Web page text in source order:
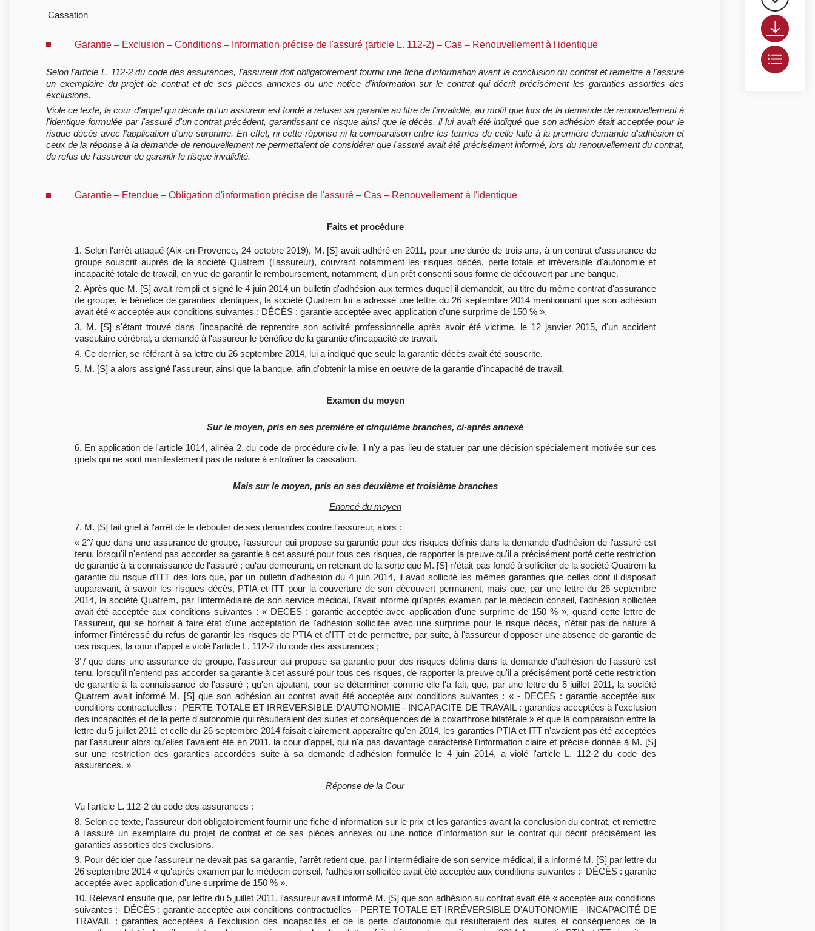
Cassation
Garantie – Exclusion – Conditions – Information précise de l'assuré (article L. 112-2) – Cas – Renouvellement à l'identique
Selon l'article L. 112-2 du code des assurances, l'assureur doit obligatoirement fournir une fiche d'information avant la conclusion du contrat et remettre à l'assuré
un exemplaire du projet de contrat et de ses pièces annexes ou une notice d'information sur le contrat qui décrit précisément les garanties assorties des
exclusions.
Viole ce texte, la cour d'appel qui décide qu'un assureur est fondé à refuser sa garantie au titre de l'invalidité, au motif que lors de la demande de renouvellement à
l'identique formulée par l'assuré d'un contrat précédent, garantissant ce risque ainsi que le décès, il lui avait été indiqué que son adhésion était acceptée pour le
risque décès avec l'application d'une surprime. En effet, ni cette réponse ni la comparaison entre les termes de celle faite à la première demande d'adhésion et
ceux de la réponse à la demande de renouvellement ne permettaient de considérer que l'assuré avait été précisément informé, lors du renouvellement du contrat,
du refus de l'assureur de garantir le risque invalidité.
Garantie – Etendue – Obligation d'information précise de l'assuré – Cas – Renouvellement à l'identique
Faits et procédure
1. Selon l'arrêt attaqué (Aix-en-Provence, 24 octobre 2019), M. [S] avait adhéré en 2011, pour une durée de trois ans, à un contrat d'assurance de
groupe souscrit auprès de la société Quatrem (l'assureur), couvrant notamment les risques décès, perte totale et irréversible d'autonomie et
incapacité totale de travail, en vue de garantir le remboursement, notamment, d'un prêt consenti sous forme de découvert par une banque.
2. Après que M. [S] avait rempli et signé le 4 juin 2014 un bulletin d'adhésion aux termes duquel il demandait, au titre du même contrat d'assurance
de groupe, le bénéfice de garanties identiques, la société Quatrem lui a adressé une lettre du 26 septembre 2014 mentionnant que son adhésion
avait été « acceptée aux conditions suivantes : DÉCÈS : garantie acceptée avec application d'une surprime de 150 % ».
3. M. [S] s'étant trouvé dans l'incapacité de reprendre son activité professionnelle après avoir été victime, le 12 janvier 2015, d'un accident
vasculaire cérébral, a demandé à l'assureur le bénéfice de la garantie d'incapacité de travail.
4. Ce dernier, se référant à sa lettre du 26 septembre 2014, lui a indiqué que seule la garantie décès avait été souscrite.
5. M. [S] a alors assigné l'assureur, ainsi que la banque, afin d'obtenir la mise en oeuvre de la garantie d'incapacité de travail.
Examen du moyen
Sur le moyen, pris en ses première et cinquième branches, ci-après annexé
6. En application de l'article 1014, alinéa 2, du code de procédure civile, il n'y a pas lieu de statuer par une décision spécialement motivée sur ces
griefs qui ne sont manifestement pas de nature à entraîner la cassation.
Mais sur le moyen, pris en ses deuxième et troisième branches
Enoncé du moyen
7. M. [S] fait grief à l'arrêt de le débouter de ses demandes contre l'assureur, alors :
« 2°/ que dans une assurance de groupe, l'assureur qui propose sa garantie pour des risques définis dans la demande d'adhésion de l'assuré est
tenu, lorsqu'il n'entend pas accorder sa garantie à cet assuré pour tous ces risques, de rapporter la preuve qu'il a précisément porté cette restriction
de garantie à la connaissance de l'assuré ; qu'au demeurant, en retenant de la sorte que M. [S] n'était pas fondé à solliciter de la société Quatrem la
garantie du risque d'ITT dès lors que, par un bulletin d'adhésion du 4 juin 2014, il avait sollicité les mêmes garanties que celles dont il disposait
auparavant, à savoir les risques décès, PTIA et ITT pour la couverture de son découvert permanent, mais que, par une lettre du 26 septembre
2014, la société Quatrem, par l'intermédiaire de son service médical, l'avait informé qu'après examen par le médecin conseil, l'adhésion sollicitée
avait été acceptée aux conditions suivantes : « DECES : garantie acceptée avec application d'une surprime de 150 % », quand cette lettre de
l'assureur, qui se bornait à faire état d'une acceptation de l'adhésion sollicitée avec une surprime pour le risque décès, n'était pas de nature à
informer l'intéressé du refus de garantir les risques de PTIA et d'ITT et de permettre, par suite, à l'assureur d'opposer une absence de garantie de
ces risques, la cour d'appel a violé l'article L. 112-2 du code des assurances ;
3°/ que dans une assurance de groupe, l'assureur qui propose sa garantie pour des risques définis dans la demande d'adhésion de l'assuré est
tenu, lorsqu'il n'entend pas accorder sa garantie à cet assuré pour tous ces risques, de rapporter la preuve qu'il a précisément porté cette restriction
de garantie à la connaissance de l'assuré ; qu'en ajoutant, pour se déterminer comme elle l'a fait, que, par une lettre du 5 juillet 2011, la société
Quatrem avait informé M. [S] que son adhésion au contrat avait été acceptée aux conditions suivantes : « - DECES : garantie acceptée aux
conditions contractuelles :- PERTE TOTALE ET IRREVERSIBLE D'AUTONOMIE - INCAPACITE DE TRAVAIL : garanties acceptées à l'exclusion
des incapacités et de la perte d'autonomie qui résulteraient des suites et conséquences de la coxarthrose bilatérale » et que la comparaison entre la
lettre du 5 juillet 2011 et celle du 26 septembre 2014 faisait clairement apparaître qu'en 2014, les garanties PTIA et ITT n'avaient pas été acceptées
par l'assureur alors qu'elles l'avaient été en 2011, la cour d'appel, qui n'a pas davantage caractérisé l'information claire et précise donnée à M. [S]
sur une restriction des garanties accordées suite à sa demande d'adhésion formulée le 4 juin 2014, a violé l'article L. 112-2 du code des
assurances. »
Réponse de la Cour
Vu l'article L. 112-2 du code des assurances :
8. Selon ce texte, l'assureur doit obligatoirement fournir une fiche d'information sur le prix et les garanties avant la conclusion du contrat, et remettre
à l'assuré un exemplaire du projet de contrat et de ses pièces annexes ou une notice d'information sur le contrat qui décrit précisément les
garanties assorties des exclusions.
9. Pour décider que l'assureur ne devait pas sa garantie, l'arrêt retient que, par l'intermédiaire de son service médical, il a informé M. [S] par lettre du
26 septembre 2014 « qu'après examen par le médecin conseil, l'adhésion sollicitée avait été acceptée aux conditions suivantes :- DÉCÈS : garantie
acceptée avec application d'une surprime de 150 % ».
10. Relevant ensuite que, par lettre du 5 juillet 2011, l'assureur avait informé M. [S] que son adhésion au contrat avait été « acceptée aux conditions
suivantes :- DÉCÈS : garantie acceptée aux conditions contractuelles - PERTE TOTALE ET IRRÉVERSIBLE D'AUTONOMIE - INCAPACITÉ DE
TRAVAIL : garanties acceptées à l'exclusion des incapacités et de la perte d'autonomie qui résulteraient des suites et conséquences de la